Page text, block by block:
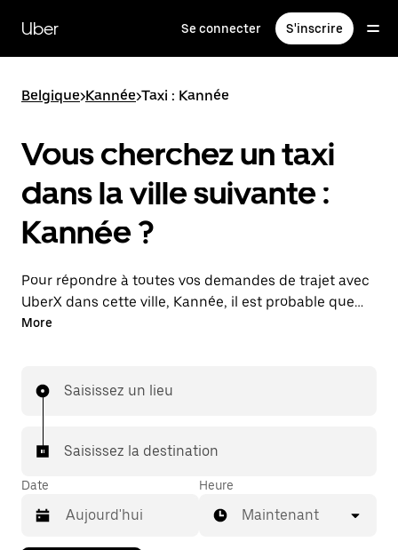
contenu
principal
Uber Se connecter S'inscrire
Belgique>Kannée>Taxi : Kannée
Vous cherchez un taxi
dans la ville suivante :
Kannée ?
Pour répondre à toutes vos demandes de trajet avec
UberX dans cette ville, Kannée, il est probable que
nous vous mettions en relation avec un chauffeur de
même disponibilité (24 h/24 et 7/j) qu'avec UberX.
More
Saisissez un lieu
Saisissez la destination
Date Heure
Maintenant